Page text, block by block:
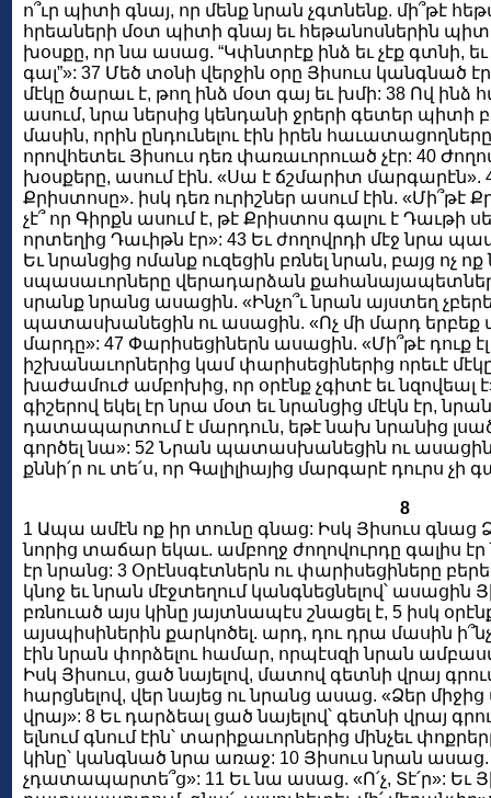
ո՞ւր պիտի գնայ, որ մենք նրան չգտնենք. մի՞թէ
հրեաների մօտ պիտի գնայ եւ հեթանոսներին պիտի
խօսքը, որ նա ասաց. “Կփնտրէք ինձ եւ չէք գտնի, եւ
գալ”»: 37 Մեծ տօնի վերջին օրը Յիսուս կանգնած
մէկը ծարաւ է, թող ինձ մօտ գայ եւ խմի: 38 Ով ինձ
ասում, նրա ներսից կենդանի ջրերի գետեր պիտի
մասին, որին ընդունելու էին իրեն
որովհետեւ Յիսուս դեռ փառաւորուած չէր: 40
խօսքերը, ասում էին. «Սա է ճշմարիտ մարգարէն».
Քրիստոսը». իսկ դեռ ուրիշներ ասում էին. «Մի՞թէ
չէ՞ որ Գիրքն ասում է, թէ Քրիստոս գալու է Դաւթի
որտեղից Դաւիթն էր»: 43 Եւ ժողովրդի մէջ նրա
Եւ նրանցից ոմանք ուզեցին բռնել նրան, բայց ոչ
սպասաւորները վերադարձան
սրանք նրանց ասացին. «Ինչո՞ւ նրան այստեղ
պատասխանեցին ու ասացին. «Ոչ մի մարդ երբեք
մարդը»: 47 Փարիսեցիներն ասացին. «Մի՞թէ դուք էլ
իշխանաւորներից կամ փարիսեցիներից որեւէ
խաժամուժ ամբոխից, որ օրէնք չգիտէ եւ նզովեալ
գիշերով եկել էր նրա մօտ եւ նրանցից մէկն էր,
դատապարտում է մարդուն, եթէ նախ նրանից լսած
գործել նա»: 52 Նրան պատասխանեցին ու ասացին.
քննի՛ր ու տե՛ս, որ Գալիլիայից մարգարէ դուրս չի
8
1 Ապա ամէն ոք իր տունը գնաց: Իսկ Յիսուս գնաց
նորից տաճար եկաւ. ամբողջ ժողովուրդը գալիս էր
էր նրանց: 3 Օրէնսգէտներն ու փարիսեցիները
կնոջ եւ նրան մէջտեղում կանգնեցնելով՝ ասացին
բռնուած այս կինը յայտնապէս շնացել է, 5 իսկ
այսպիսիներին քարկոծել. արդ, դու դրա մասին
էին նրան փորձելու համար, որպէսզի նրան
Իսկ Յիսուս, ցած նայելով, մատով գետնի վրայ
հարցնելով, վեր նայեց ու նրանց ասաց. «Ձեր
վրայ»: 8 Եւ դարձեալ ցած նայելով՝ գետնի վրայ
ելնում գնում էին՝ տարիքաւորներից մինչեւ
կինը՝ կանգնած նրա առաջ: 10 Յիսուս նրան ասաց.
չդատապարտե՞ց»: 11 Եւ նա ասաց. «Ո՛չ, Տէ՛ր»: Եւ